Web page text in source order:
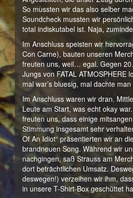
So mussten wir das also selber
Soundcheck mussten wir
total indiskutabel ist. Naja,
Im Anschluss speisten wir
Con Carne), bauten unseren
freuten uns, weil… egal. Gegen
Jungs von FATAL ATMOSPHERE
mal war’s bluesig, mal dachte
Im Anschluss waren wir dran.
Leute am Start, was echt okay
freuten uns, dass einige
Stimmung insgesamt sehr
Of An Idiot“ präsentierten wir an
brandneuen Song. Während wir
nachgingen, saß Strauss am
dort beträchtlichen Umsatz.
deswegen!) verzeihen wir ihm,
in unsere T-Shirt-Box geschüttet